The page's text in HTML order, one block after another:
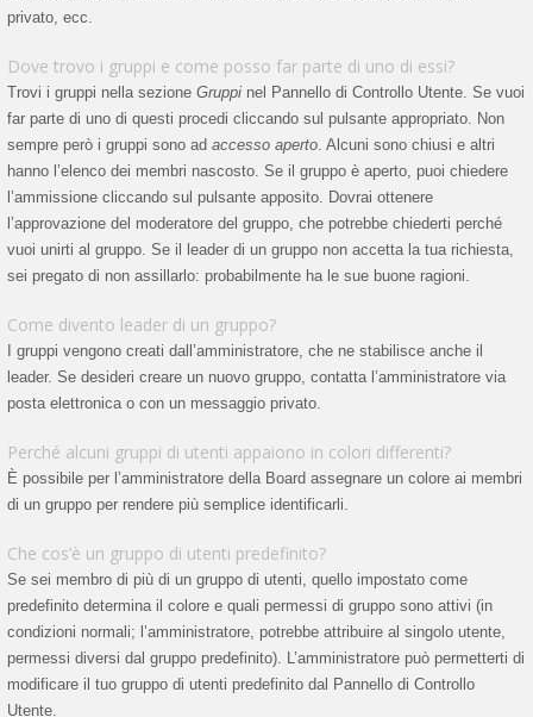
privato, ecc.
Dove trovo i gruppi e come posso far parte di uno di essi?
Trovi i gruppi nella sezione Gruppi nel Pannello di Controllo Utente. Se vuoi
far parte di uno di questi procedi cliccando sul pulsante appropriato. Non
sempre però i gruppi sono ad accesso aperto. Alcuni sono chiusi e altri
hanno l’elenco dei membri nascosto. Se il gruppo è aperto, puoi chiedere
l’ammissione cliccando sul pulsante apposito. Dovrai ottenere
l’approvazione del moderatore del gruppo, che potrebbe chiederti perché
vuoi unirti al gruppo. Se il leader di un gruppo non accetta la tua richiesta,
sei pregato di non assillarlo: probabilmente ha le sue buone ragioni.
Come divento leader di un gruppo?
I gruppi vengono creati dall’amministratore, che ne stabilisce anche il
leader. Se desideri creare un nuovo gruppo, contatta l’amministratore via
posta elettronica o con un messaggio privato.
Perché alcuni gruppi di utenti appaiono in colori differenti?
È possibile per l’amministratore della Board assegnare un colore ai membri
di un gruppo per rendere più semplice identificarli.
Che cos’è un gruppo di utenti predefinito?
Se sei membro di più di un gruppo di utenti, quello impostato come
predefinito determina il colore e quali permessi di gruppo sono attivi (in
condizioni normali; l’amministratore, potrebbe attribuire al singolo utente,
permessi diversi dal gruppo predefinito). L’amministratore può permetterti di
modificare il tuo gruppo di utenti predefinito dal Pannello di Controllo
Utente.